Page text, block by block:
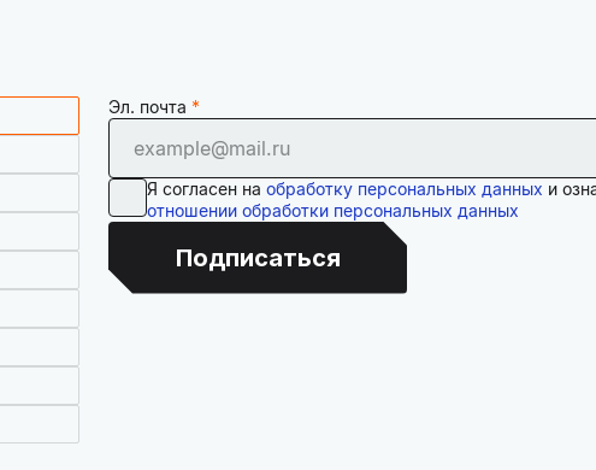
Эл. почта
Я согласен на обработку персональных данных и
отношении обработки персональных данных
Подписаться